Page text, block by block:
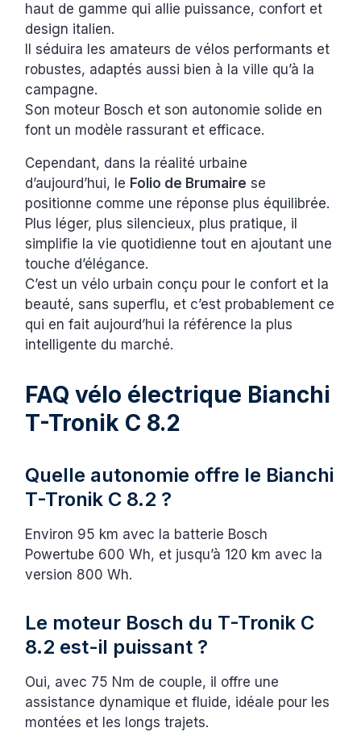
haut de gamme qui allie puissance, confort et
design italien.
Il séduira les amateurs de vélos performants et
robustes, adaptés aussi bien à la ville qu’à la
campagne.
Son moteur Bosch et son autonomie solide en
font un modèle rassurant et efficace.
Cependant, dans la réalité urbaine
d’aujourd’hui, le Folio de Brumaire se
positionne comme une réponse plus équilibrée.
Plus léger, plus silencieux, plus pratique, il
simplifie la vie quotidienne tout en ajoutant une
touche d’élégance.
C’est un vélo urbain conçu pour le confort et la
beauté, sans superflu, et c’est probablement ce
qui en fait aujourd’hui la référence la plus
intelligente du marché.
FAQ vélo électrique Bianchi
T-Tronik C 8.2
Quelle autonomie offre le Bianchi
T-Tronik C 8.2 ?
Environ 95 km avec la batterie Bosch
Powertube 600 Wh, et jusqu’à 120 km avec la
version 800 Wh.
Le moteur Bosch du T-Tronik C
8.2 est-il puissant ?
Oui, avec 75 Nm de couple, il offre une
assistance dynamique et fluide, idéale pour les
montées et les longs trajets.